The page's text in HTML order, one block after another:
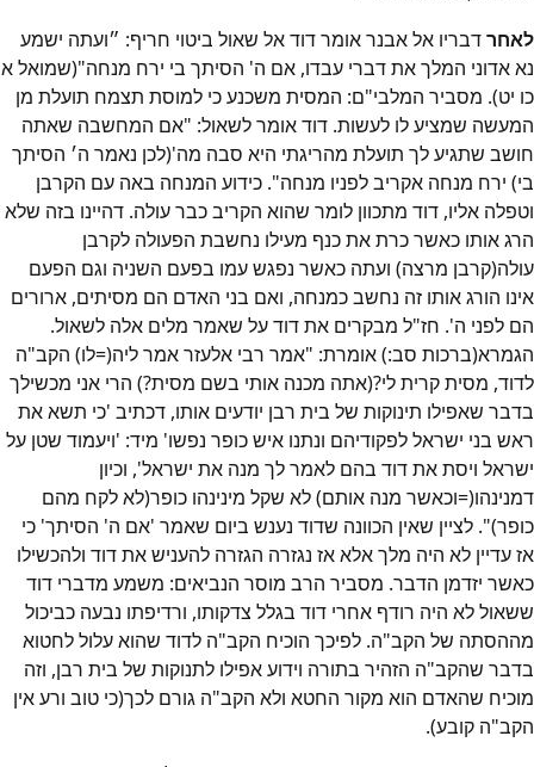
לאחרדבריו אל אבנר אומר דוד אל שאול ביטוי חריף: ״ועתה ישמע
נא אדוני המלך את דברי עבדו, אם ה' הסיתך בי ירח מנחה"(שמואל א
כו יט). מסביר המלבי"ם: המסית משכנע כי למוסת תצמח תועלת מן
המעשה שמציע לו לעשות. דוד אומר לשאול: "אם המחשבה שאתה
חושב שתגיע לך תועלת מהריגתי היא סבה מה'(לכן נאמר ה׳ הסיתך
בי) ירח מנחה אקריב לפניו מנחה". כידוע המנחה באה עם הקרבן
וטפלה אליו, דוד מתכוון לומר שהוא הקריב כבר עולה. דהיינו בזה שלא
הרג אותו כאשר כרת את כנף מעילו נחשבת הפעולה לקרבן
עולה(קרבן מרצה) ועתה כאשר נפגש עמו בפעם השניה וגם הפעם
אינו הורג אותו זה נחשב כמנחה, ואם בני האדם הם מסיתים, ארורים
הם לפני ה'. חז"ל מבקרים את דוד על שאמר מלים אלה לשאול.
הגמרא(ברכות סב:) אומרת: "אמר רבי אלעזר אמר ליה(=לו) הקב"ה
לדוד, מסית קרית לי?(אתה מכנה אותי בשם מסית?) הרי אני מכשילך
בדבר שאפילו תינוקות של בית רבן יודעים אותו, דכתיב 'כי תשא את
ראש בני ישראל לפקודיהם ונתנו איש כופר נפשו' מיד: 'ויעמוד שטן על
ישראל ויסת את דוד בהם לאמר לך מנה את ישראל', וכיון
דמנינהו(=וכאשר מנה אותם) לא שקל מינינהו כופר(לא לקח מהם
כופר)". לציין שאין הכוונה שדוד נענש ביום שאמר 'אם ה' הסיתך' כי
אז עדיין לא היה מלך אלא אז נגזרה הגזרה להעניש את דוד ולהכשילו
כאשר יזדמן הדבר. מסביר הרב מוסר הנביאים: משמע מדברי דוד
ששאול לא היה רודף אחרי דוד בגלל צדקותו, ורדיפתו נבעה כביכול
מההסתה של הקב"ה. לפיכך הוכיח הקב"ה לדוד שהוא עלול לחטוא
בדבר שהקב"ה הזהיר בתורה וידוע אפילו לתנוקות של בית רבן, וזה
מוכיח שהאדם הוא מקור החטא ולא הקב"ה גורם לכך(כי טוב ורע אין
הקב"ה קובע).